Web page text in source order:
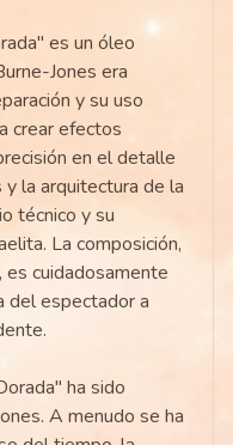
es un óleo
Jones era
y su uso
crear efectos
en el detalle
la arquitectura de la
técnico y su
La composición,
cuidadosamente
del espectador a
ha sido
A menudo se ha